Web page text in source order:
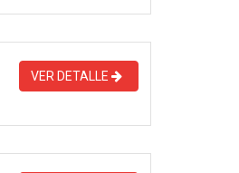
VER DETALLE